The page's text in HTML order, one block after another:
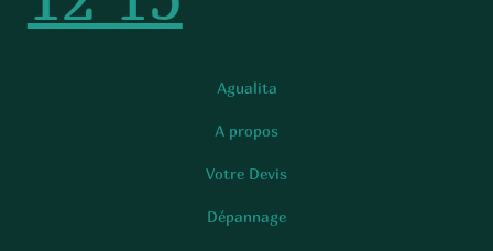
12 15
Agualita
A propos
Votre Devis